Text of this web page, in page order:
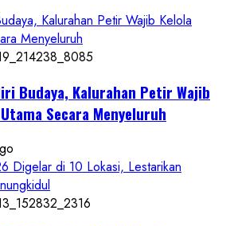
Kalurahan Petir Wajib Kelola
Menyeluruh
Budaya, Kalurahan Petir Wajib
Secara Menyeluruh
Digelar di 10 Lokasi, Lestarikan